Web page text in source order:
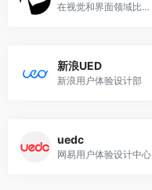
在视觉和界面领域比较有名的工作者
新浪UED
新浪用户体验设计部
uedc
网易用户体验设计中心